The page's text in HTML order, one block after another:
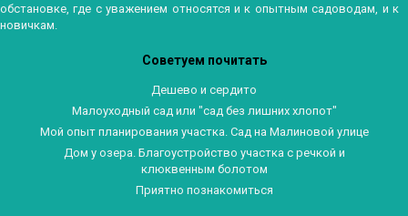
обстановке, где с уважением относятся и к опытным садоводам, и к
новичкам.
Советуем почитать
Дешево и сердито
Малоуходный сад или "сад без лишних хлопот"
Мой опыт планирования участка. Сад на Малиновой улице
Дом у озера. Благоустройство участка с речкой и
клюквенным болотом
Приятно познакомиться